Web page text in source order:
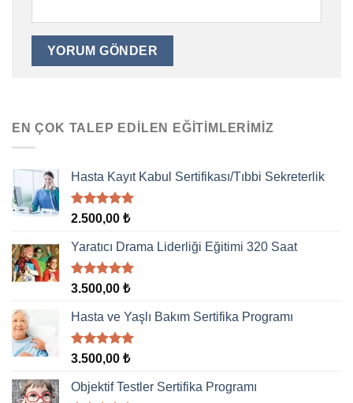
EN ÇOK TALEP EDILEN EĞITIMLERIMIZ
Hasta Kayıt Kabul Sertifikası/Tıbbi Sekreterlik
5 üzerinden
aldı
2.500,00 ₺
Yaratıcı Drama Liderliği Eğitimi 320 Saat
5 üzerinden
aldı
3.500,00 ₺
Hasta ve Yaşlı Bakım Sertifika Programı
5 üzerinden
aldı
3.500,00 ₺
Objektif Testler Sertifika Programı